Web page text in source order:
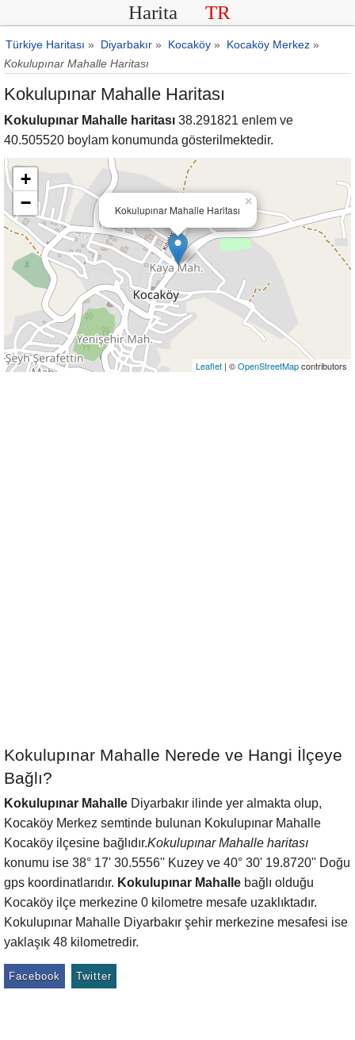
Harita TR
Türkiye Haritası » Diyarbakır » Kocaköy » Kocaköy Merkez »
Kokulupınar Mahalle Haritası
Kokulupınar Mahalle Haritası
Kokulupınar Mahalle haritası 38.291821 enlem ve
40.505520 boylam konumunda gösterilmektedir.
Kokulupınar Mahalle Haritası
×
+
−
Leaflet | ©OpenStreetMapcontributors
Kokulupınar Mahalle Nerede ve Hangi İlçeye
Bağlı?
Kokulupınar Mahalle Diyarbakır ilinde yer almakta olup,
Kocaköy Merkez semtinde bulunan Kokulupınar Mahalle
Kocaköy ilçesine bağlıdır.Kokulupınar Mahalle haritası
konumu ise 38° 17' 30.5556'' Kuzey ve 40° 30' 19.8720'' Doğu
gps koordinatlarıdır. Kokulupınar Mahalle bağlı olduğu
Kocaköy ilçe merkezine 0 kilometre mesafe uzaklıktadır.
Kokulupınar Mahalle Diyarbakır şehir merkezine mesafesi ise
yaklaşık 48 kilometredir.
Facebook Twitter